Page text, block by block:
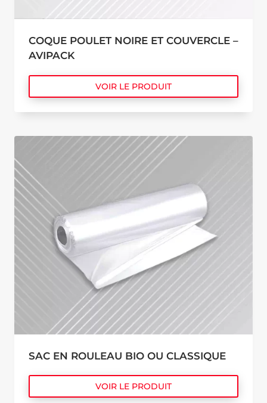
COQUE POULET NOIRE ET COUVERCLE –
AVIPACK
VOIR LE PRODUIT
SAC EN ROULEAU BIO OU CLASSIQUE
VOIR LE PRODUIT